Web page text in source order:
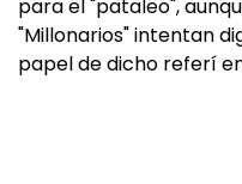
para el "pataleo",
"Millonarios" intentan
papel de dicho referí